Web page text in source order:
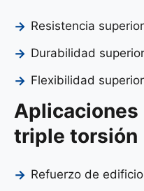
Resistencia superior
Durabilidad superior
Flexibilidad superior
Aplicaciones
triple torsión
Refuerzo de